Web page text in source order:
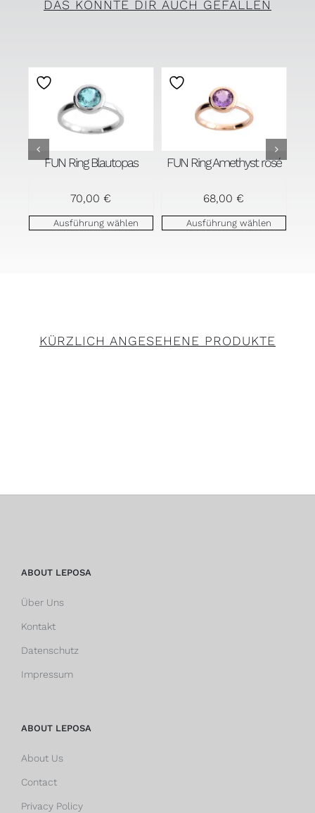
DAS KÖNNTE DIR AUCH GEFALLEN
FUN Ring Blautopas
70,00€
Ausführung wählen
FUN Ring Amethyst rosé
68,00€
Ausführung wählen
KÜRZLICH ANGESEHENE PRODUKTE
ABOUT LEPOSA
Über Uns
Kontakt
Datenschutz
Impressum
ABOUT LEPOSA
About Us
Contact
Privacy Policy